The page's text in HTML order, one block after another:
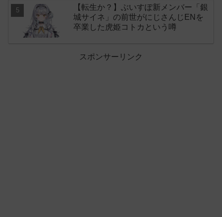
【転生か？】ぶいすぽ新メンバー「銀
城サイネ」の前世がにじさんじENを
卒業した虎姫コトカという噂
スポンサーリンク